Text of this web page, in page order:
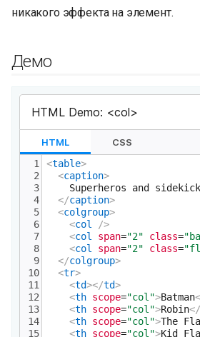
и
к
никакого эффекта на элемент.
Демо